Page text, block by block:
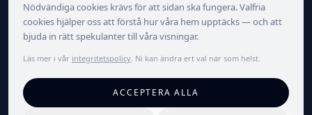
IntegritetspolicyVillkorCookieinställningar
Nödvändiga cookies krävs för att sidan ska fungera. Valfria
cookies hjälper oss att förstå hur våra hem upptäcks — och att
bjuda in rätt spekulanter till våra visningar.
Läs mer i vår integritetspolicy. Ni kan ändra ert val när som helst.
ACCEPTERA ALLA